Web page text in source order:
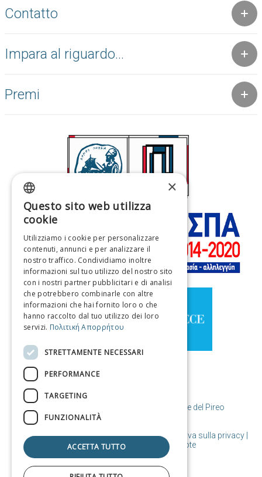
Contatto
Impara al riguardo...
Premi
© Copyright Destinazione Pireo / Comune del Pireo
Condizioni d'uso | Politica sui cookie | Informativa sulla privacy
Progettato e realizzato da Cosmote
GREEK
FRENCH
ITALIAN
GERMAN
SPANISH
CHINESE (SIMPLIFIED)
CHINESE
×
Questo sito web utilizza
cookie
Utilizziamo i cookie per personalizzare
contenuti, annunci e per analizzare il
nostro traffico. Condividiamo inoltre
informazioni sul tuo utilizzo del nostro sito
con i nostri partner pubblicitari e di analisi
che potrebbero combinarle con altre
informazioni che hai fornito loro o che
hanno raccolto dal tuo utilizzo dei loro
servizi. Πολιτική Απορρήτου
STRETTAMENTE NECESSARI
PERFORMANCE
TARGETING
FUNZIONALITÀ
ACCETTA TUTTO